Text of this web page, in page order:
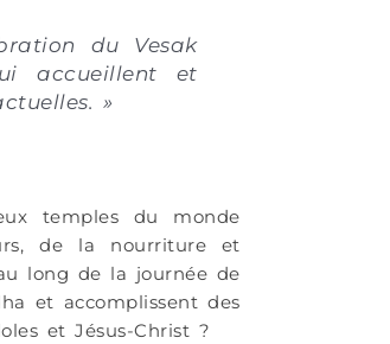
du Vesak
accueillent et
»
temples du monde
de la nourriture et
long de la journée de
et accomplissent des
et Jésus-Christ ?